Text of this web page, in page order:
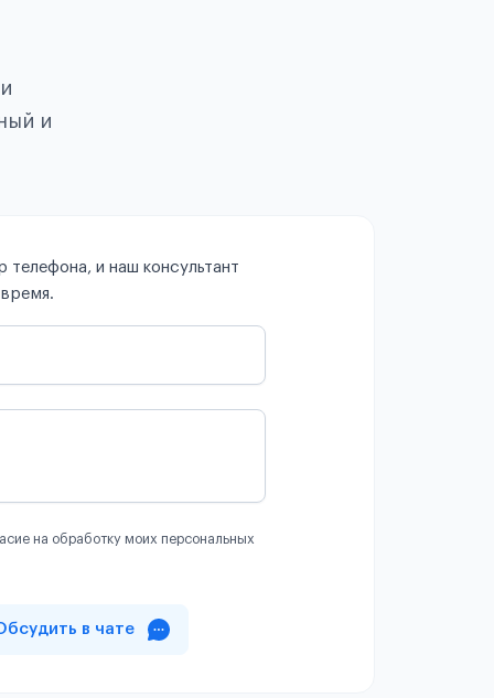
и
и наш консультант
на обработку моих персональных
в чате